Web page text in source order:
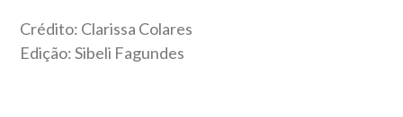
Crédito: Clarissa Colares
Edição: Sibeli Fagundes